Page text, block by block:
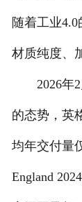
随着工业
材质纯度、
2026年2
的态势，英
均年交付量
England